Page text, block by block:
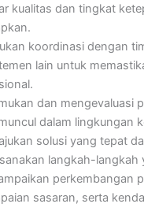
kualitas dan tingkat
koordinasi dengan
lain untuk
dan mengevaluasi
dalam lingkungan
solusi yang tepat
langkah-langkah
perkembangan
sasaran, serta